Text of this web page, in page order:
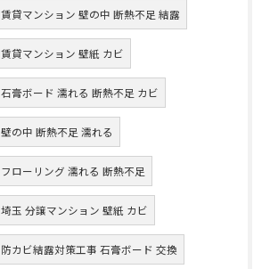
賃貸マンション 壁の中 断熱不足 結露
賃貸マンション 壁紙 カビ
石膏ボード 濡れる 断熱不足 カビ
壁の中 断熱不足 濡れる
フローリング 濡れる 断熱不足
埼玉 分譲マンション 壁紙 カビ
防カビ結露対策工事 石膏ボード 交換